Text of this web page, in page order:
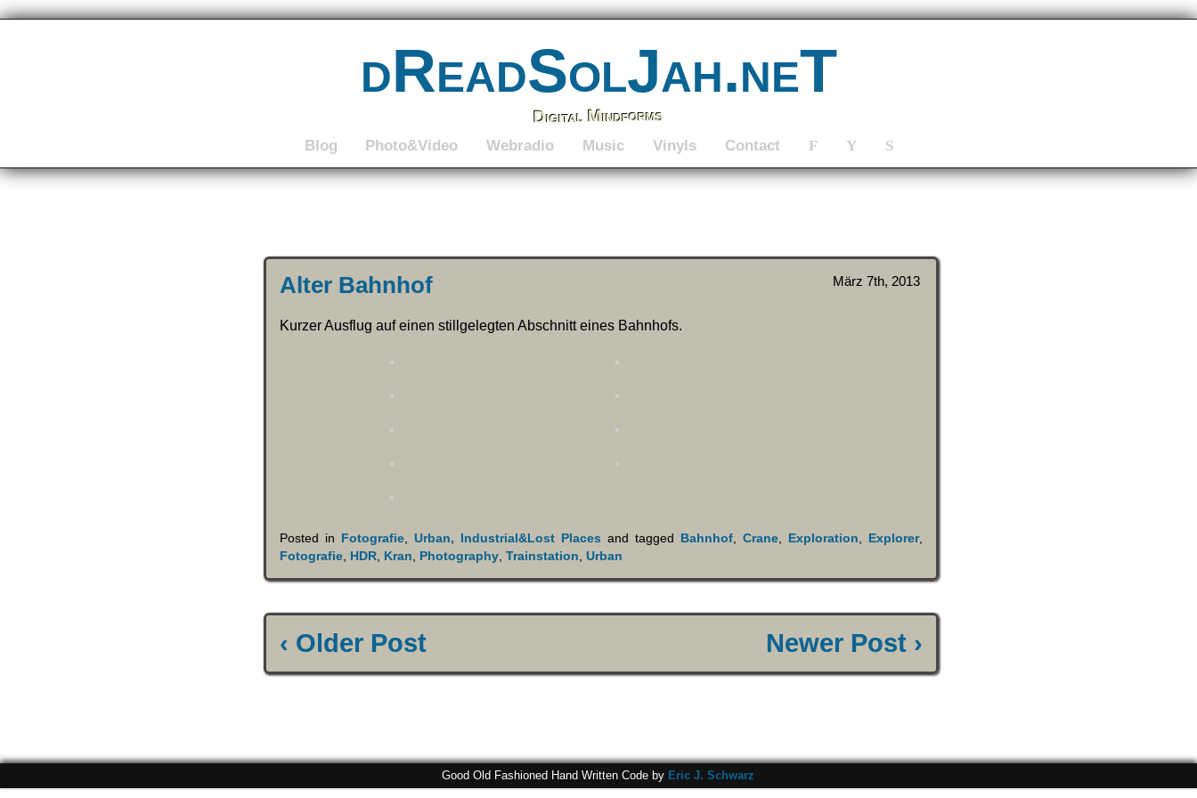
dReadSolJah.neT
Digital Mindforms
Blog Photo&Video Webradio Music Vinyls Contact F Y S
März 7th, 2013
Alter Bahnhof
Kurzer Ausflug auf einen stillgelegten Abschnitt eines Bahnhofs.
Posted in Fotografie, Urban, Industrial&Lost Placesand tagged Bahnhof ,Crane Exploration Explorer,
Fotografie, HDR, Kran Photography, Trainstation Urban
‹ Older Post Newer Post ›
Good Old Fashioned Hand Written Code by Eric J. Schwarz